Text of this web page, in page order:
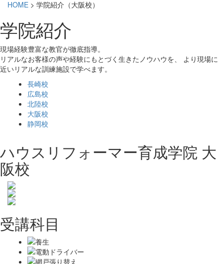
HOME > 学院紹介（大阪校）
学院紹介
現場経験豊富な教官が徹底指導。
リアルなお客様の声や経験にもとづく生きたノウハウを、 より現場に
近いリアルな訓練施設で学べます。
長崎校
広島校
北陸校
大阪校
静岡校
ハウスリフォーマー育成学院 大
阪校
受講科目